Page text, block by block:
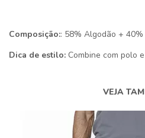
Composição:: 58% Algodão +
Dica de estilo: Combine com polo
VEJA